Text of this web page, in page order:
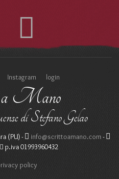
Instagram login
a Mano
di Stefano Gelao
(PU) - info@scrittoamano.com -
p.iva 01993960432
policy